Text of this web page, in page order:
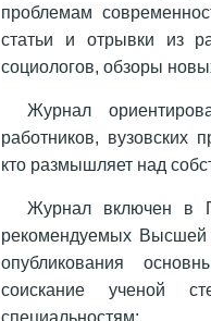
проблемам
статьи и отрывки из
социологов, обзоры
Журнал
работников, вузовских
кто размышляет над
Журнал включен в
рекомендуемых Высшей
опубликования
соискание ученой
специальностям: